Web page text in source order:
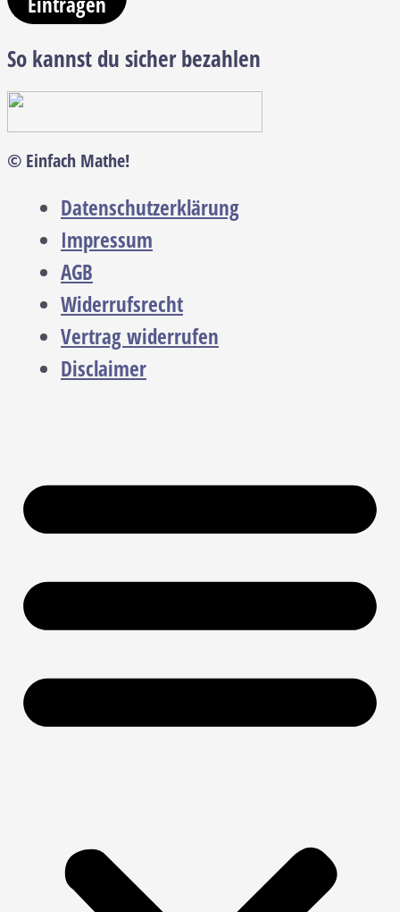
So kannst du sicher bezahlen
© Einfach Mathe!
Datenschutzerklärung
Impressum
AGB
Widerrufsrecht
Vertrag widerrufen
Disclaimer